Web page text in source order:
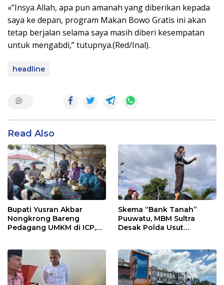
«”Insya Allah, apa pun amanah yang diberikan kepada
saya ke depan, program Makan Bowo Gratis ini akan
tetap berjalan selama saya masih diberi kesempatan
untuk mengabdi,” tutupnya.(Red/Inal).
headline
Read Also
Bupati Yusran Akbar
Nongkrong Bareng
Pedagang UMKM di ICP,
Kerakyatan
Skema “Bank Tanah”
Puuwatu, MBM Sultra
Desak Polda Usut